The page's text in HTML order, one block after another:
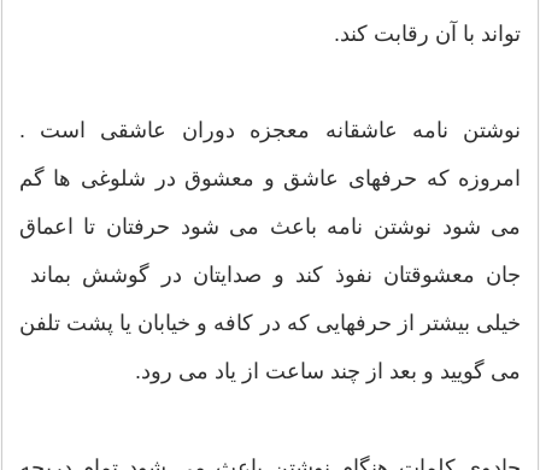
تواند با آن رقابت کند.
نوشتن نامه عاشقانه معجزه دوران عاشقی است .
امروزه که حرفهای عاشق و معشوق در شلوغی ها گم
می شود نوشتن نامه باعث می شود حرفتان تا اعماق
جان معشوقتان نفوذ کند و صدایتان در گوشش بماند
خیلی بیشتر از حرفهایی که در کافه و خیابان یا پشت تلفن
می گویید و بعد از چند ساعت از یاد می رود.